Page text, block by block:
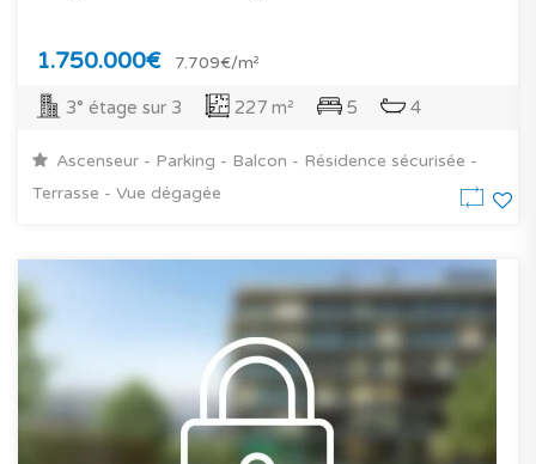
1.750.000€ 7.709€/m²
3° étage sur 3 227 m² 5 4
Ascenseur - Parking - Balcon - Résidence sécurisée -
Terrasse - Vue dégagée